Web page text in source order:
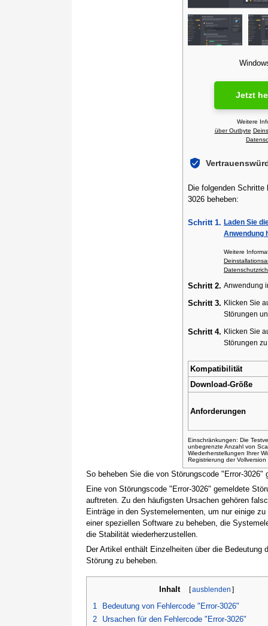
So beheben Sie die von Störungscode "Error-3026"
Eine von Störungscode "Error-3026" gemeldete
auftreten. Zu den häufigsten Ursachen gehören
Einträge in den Systemelementen, um nur einige
einer speziellen Software zu beheben, die
die Stabilität wiederherzustellen.
Der Artikel enthält Einzelheiten über die
Störung zu beheben.
Inhalt [ausblenden ]
1
Bedeutung von Fehlercode "Error-3026"
2
Ursachen für den Fehlercode "Error-3026"
Jetzt
Weitere
über Outbyte
Die folgenden Schritte
3026 beheben:
Schritt 1. Laden Sie
Anwendung
Weitere
Schritt 2. Anwendung
Schritt 3. Klicken Sie
Störungen
Schritt 4. Klicken Sie
Störungen
Kompatibilität
Download-Größe
Anforderungen
Einschränkungen: Die
unbegrenzte Anzahl von
Wiederherstellungen Ihrer
Registrierung der